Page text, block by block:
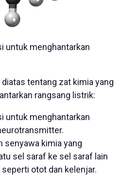
untuk menghantarkan
tentang zat kimia yang
rangsang listrik:
untuk menghantarkan
senyawa kimia yang
sel saraf ke sel saraf lain
otot dan kelenjar.